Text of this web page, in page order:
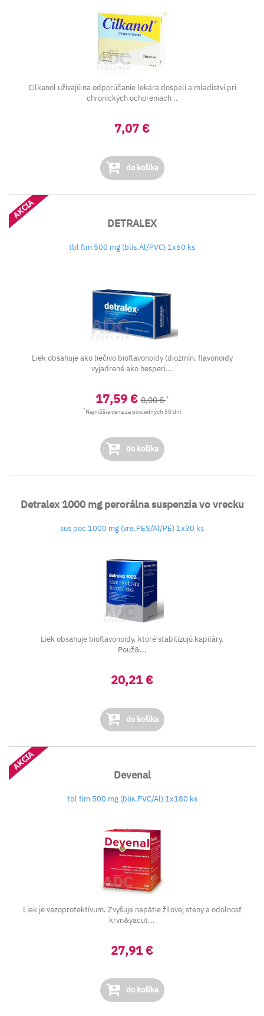
Cilkanol užívajú na odporúčanie lekára dospelí a mladiství pri
chronických ochoreniach ..
7,07 €
do košíka
DETRALEX
tbl flm 500 mg (blis.Al/PVC) 1x60 ks
AKCIA
Liek obsahuje ako liečivo bioflavonoidy (diozmín, flavonoidy
vyjadrené ako hesperi...
17,59 €0,00 €*
* Najnižšia cena za posledných 30 dní
do košíka
Detralex 1000 mg perorálna suspenzia vo vrecku
sus poc 1000 mg (vre.PES/Al/PE) 1x30 ks
Liek obsahuje bioflavonoidy, ktoré stabilizujú kapiláry.
Použ&...
20,21 €
do košíka
Devenal
tbl flm 500 mg (blis.PVC/Al) 1x180 ks
AKCIA
Liek je vazoprotektívum. Zvyšuje napätie žilovej steny a odolnosť
krvn&yacut...
27,91 €
do košíka